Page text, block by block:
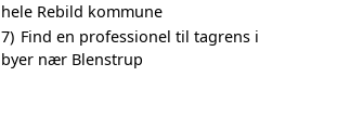
hele Rebild kommune
7) Find en professionel til tagrens i
byer nær Blenstrup